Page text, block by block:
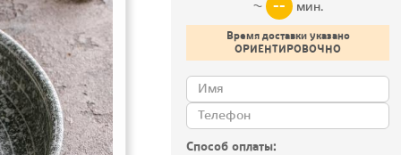
~ -- мин.
Время доставки указано
ОРИЕНТИРОВОЧНО
Способ оплаты: